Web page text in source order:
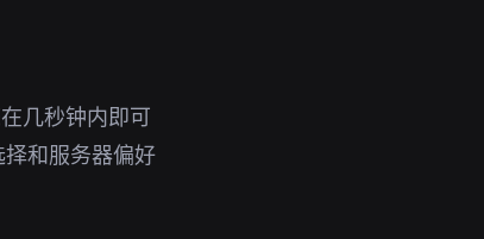
几秒钟内即可
和服务器偏好